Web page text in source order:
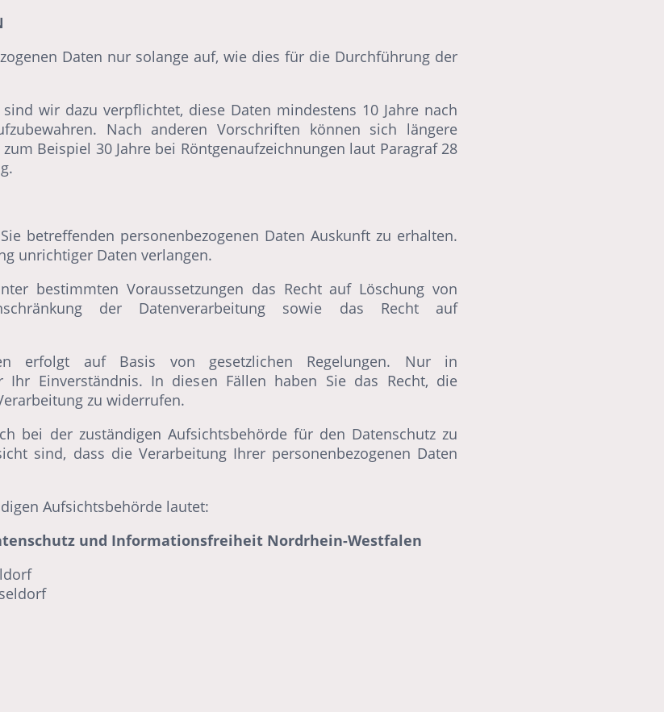
Daten nur solange auf, wie dies für die Durchführung der
wir dazu verpflichtet, diese Daten mindestens 10 Jahre nach
Nach anderen Vorschriften können sich längere
Beispiel 30 Jahre bei Röntgenaufzeichnungen laut Paragraf 28
betreffenden personenbezogenen Daten Auskunft zu erhalten.
unrichtiger Daten verlangen.
bestimmten Voraussetzungen das Recht auf Löschung von
der Datenverarbeitung sowie das Recht auf
erfolgt auf Basis von gesetzlichen Regelungen. Nur in
Ihr Einverständnis. In diesen Fällen haben Sie das Recht, die
zu widerrufen.
bei der zuständigen Aufsichtsbehörde für den Datenschutz zu
sind, dass die Verarbeitung Ihrer personenbezogenen Daten
Aufsichtsbehörde lautet:
und Informationsfreiheit Nordrhein-Westfalen